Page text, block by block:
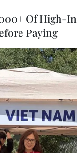
#Cảnh báo sóng
Of High-
Paying